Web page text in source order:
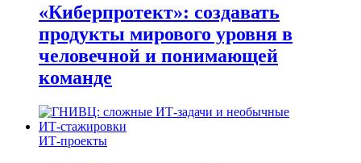
«Киберпротект»: создавать
продукты мирового уровня в
человечной и понимающей
команде
ИТ-проекты